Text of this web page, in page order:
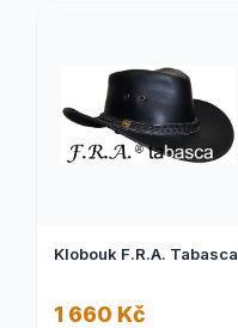
Klobouk F.R.A. Tabasca
1 660 Kč